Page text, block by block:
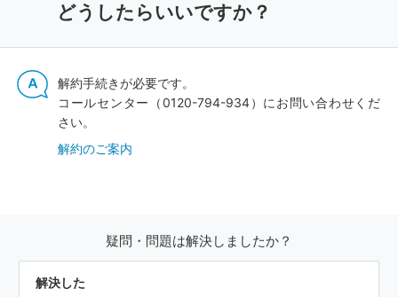
どうしたらいいですか？
解約手続きが必要です。
コールセンター（0120-794-934）にお問い合わせくだ
さい。
解約のご案内
疑問・問題は解決しましたか？
解決した